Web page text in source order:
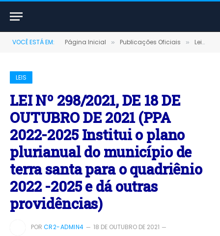
VOCÊ ESTÁ EM: Página Inicial » Publicações Oficiais » Leis
LEIS
LEI Nº 298/2021, DE 18 DE
OUTUBRO DE 2021 (PPA
2022-2025 Institui o plano
plurianual do município de
terra santa para o quadriênio
2022 -2025 e dá outras
providências)
POR CR2-ADMIN4
18 DE OUTUBRO DE 2021